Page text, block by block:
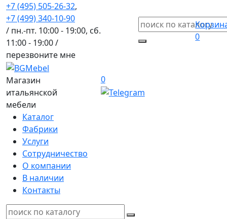
+7 (495) 505-26-32,
+7 (499) 340-10-90
/ пн.-пт. 10:00 - 19:00, сб.
11:00 - 19:00 /
перезвоните мне
0
Магазин
итальянской
мебели
0
Каталог
Фабрики
Услуги
Сотрудничество
О компании
В наличии
Контакты